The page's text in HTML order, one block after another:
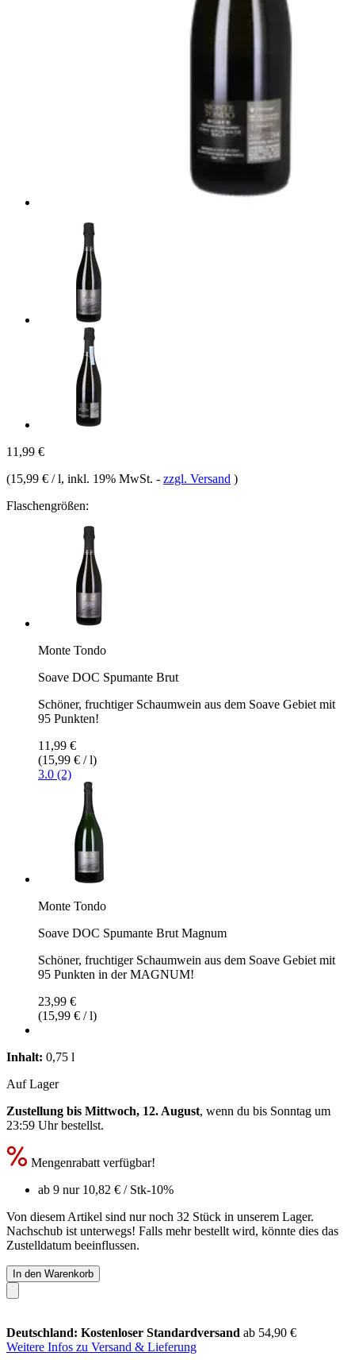
11,99 €
(15,99 € / l, inkl. 19% MwSt. - zzgl. Versand )
Flaschengrößen:
Monte Tondo
Soave DOC Spumante Brut
Schöner, fruchtiger Schaumwein aus dem Soave Gebiet mit
95 Punkten!
11,99 €
(15,99 € / l)
3.0 (2)
Monte Tondo
Soave DOC Spumante Brut Magnum
Schöner, fruchtiger Schaumwein aus dem Soave Gebiet mit
95 Punkten in der MAGNUM!
23,99 €
(15,99 € / l)
Inhalt: 0,75 l
Auf Lager
Zustellung bis Mittwoch, 12. August, wenn du bis Sonntag um
23:59 Uhrbestellst.
Mengenrabatt verfügbar!
ab 9 nur 10,82 € / Stk-10%
Von diesem Artikel sind nur noch 32 Stück in unserem Lager.
Nachschub ist unterwegs! Falls mehr bestellt wird, könnte dies das
Zustelldatum beeinflussen.
In den Warenkorb
Deutschland: Kostenloser Standardversand ab 54,90 €
Weitere Infos zu Versand & Lieferung